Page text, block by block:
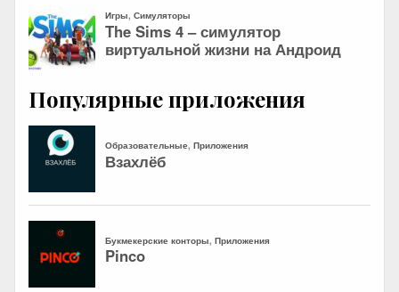
Популярные приложения